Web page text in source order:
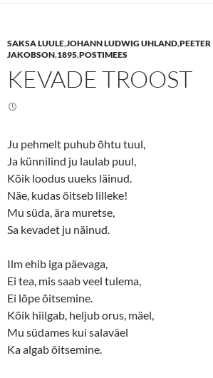
h
o
n
w
i
t
O
p
n
s
i
n
n
e
w
w
d
o
w
)
h
o
n
a
e
O
p
e
n
s
i
n
n
e
w
n
d
o
w
)
SAKSA LUULE,JOHANN LUDWIG UHLAND,PEETER
JAKOBSON,1895,POSTIMEES
KEVADE TROOST
Ju pehmelt puhub õhtu tuul,
Ja künnilind ju laulab puul,
Kõik loodus uueks läinud.
Näe, kudas õitseb lilleke!
Mu süda, ära muretse,
Sa kevadet ju näinud.
Ilm ehib iga päevaga,
Ei tea, mis saab veel tulema,
Ei lõpe õitsemine.
Kõik hiilgab, heljub orus, mäel,
Mu südames kui salaväel
Ka algab õitsemine.